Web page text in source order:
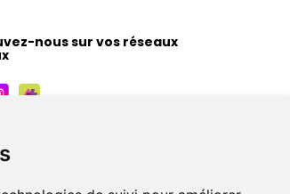
nous sur vos réseaux